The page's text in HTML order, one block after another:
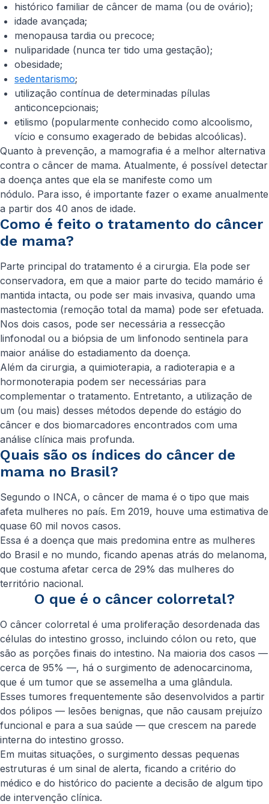
histórico familiar de câncer de mama (ou de ovário);
idade avançada;
menopausa tardia ou precoce;
nuliparidade (nunca ter tido uma gestação);
obesidade;
sedentarismo;
utilização contínua de determinadas pílulas
anticoncepcionais;
etilismo (popularmente conhecido como alcoolismo,
vício e consumo exagerado de bebidas alcoólicas).
Quanto à prevenção, a mamografia é a melhor alternativa
contra o câncer de mama. Atualmente, é possível detectar
a doença antes que ela se manifeste como um
nódulo. Para isso, é importante fazer o exame anualmente
a partir dos 40 anos de idade.
Como é feito o tratamento do câncer
de mama?
Parte principal do tratamento é a cirurgia. Ela pode ser
conservadora, em que a maior parte do tecido mamário é
mantida intacta, ou pode ser mais invasiva, quando uma
mastectomia (remoção total da mama) pode ser efetuada.
Nos dois casos, pode ser necessária a ressecção
linfonodal ou a biópsia de um linfonodo sentinela para
maior análise do estadiamento da doença.
Além da cirurgia, a quimioterapia, a radioterapia e a
hormonoterapia podem ser necessárias para
complementar o tratamento. Entretanto, a utilização de
um (ou mais) desses métodos depende do estágio do
câncer e dos biomarcadores encontrados com uma
análise clínica mais profunda.
Quais são os índices do câncer de
mama no Brasil?
Segundo o INCA, o câncer de mama é o tipo que mais
afeta mulheres no país. Em 2019, houve uma estimativa de
quase 60 mil novos casos.
Essa é a doença que mais predomina entre as mulheres
do Brasil e no mundo, ficando apenas atrás do melanoma,
que costuma afetar cerca de 29% das mulheres do
território nacional.
O que é o câncer colorretal?
O câncer colorretal é uma proliferação desordenada das
células do intestino grosso, incluindo cólon ou reto, que
são as porções finais do intestino. Na maioria dos casos —
cerca de 95% —, há o surgimento de adenocarcinoma,
que é um tumor que se assemelha a uma glândula.
Esses tumores frequentemente são desenvolvidos a partir
dos pólipos — lesões benignas, que não causam prejuízo
funcional e para a sua saúde — que crescem na parede
interna do intestino grosso.
Em muitas situações, o surgimento dessas pequenas
estruturas é um sinal de alerta, ficando a critério do
médico e do histórico do paciente a decisão de algum tipo
de intervenção clínica.